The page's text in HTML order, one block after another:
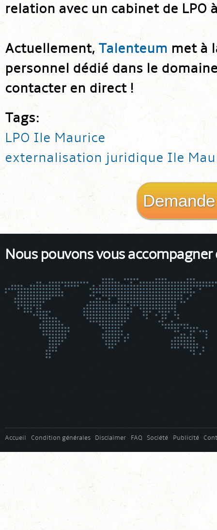
relation avec un cabinet de LPO
Actuellement, Talenteum met à
personnel dédié dans le
contacter en direct !
Tags:
LPO Ile Maurice
externalisation juridique Ile
Nous pouvons vous accompagner
Accueil Condition générales Disclaimer FAQ Société Publicité